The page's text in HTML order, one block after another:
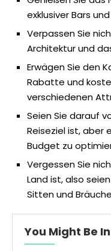
exklusiver Bars
Verpassen Sie
Architektur und
Erwägen Sie den
Rabatte und
verschiedenen
Seien Sie darauf
Reiseziel ist, aber
Budget zu
Vergessen Sie
Land ist, also
Sitten und
You Might Be